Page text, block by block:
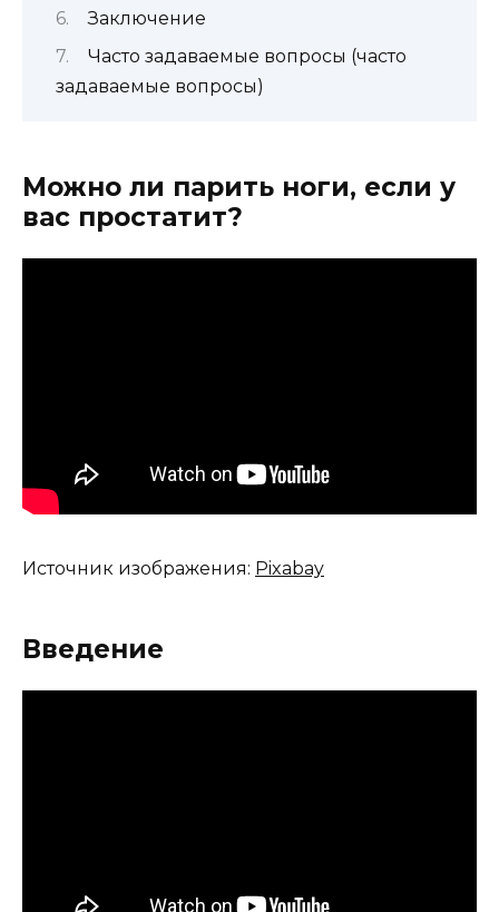
Заключение
Часто задаваемые вопросы (часто
задаваемые вопросы)
Можно ли парить ноги, если у
вас простатит?
Источник изображения: Pixabay
Введение